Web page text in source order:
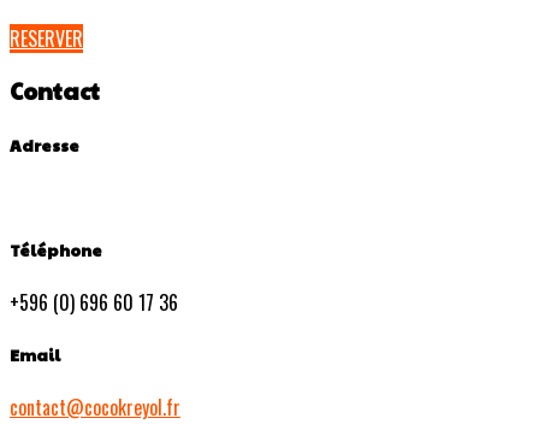
RESERVER
Contact
Adresse
Téléphone
+596 (0) 696 60 17 36
Email
contact@cocokreyol.fr